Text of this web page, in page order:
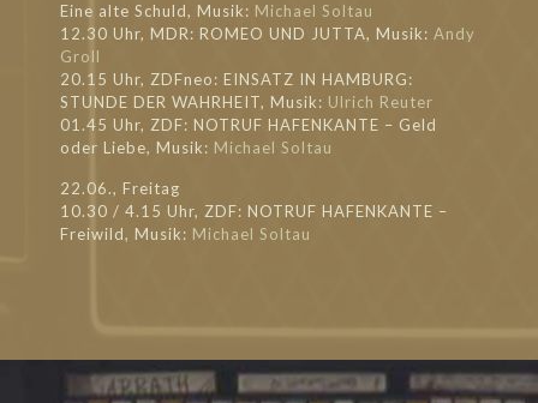
Eine alte Schuld, Musik: Michael Soltau
12.30 Uhr, MDR: ROMEO UND JUTTA, Musik: Andy
Groll
20.15 Uhr, ZDFneo: EINSATZ IN HAMBURG:
STUNDE DER WAHRHEIT, Musik: Ulrich Reuter
01.45 Uhr, ZDF: NOTRUF HAFENKANTE – Geld
oder Liebe, Musik: Michael Soltau
22.06., Freitag
10.30 / 4.15 Uhr, ZDF: NOTRUF HAFENKANTE –
Freiwild, Musik: Michael Soltau